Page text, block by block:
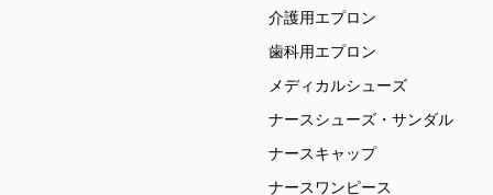
介護用エプロン
歯科用エプロン
メディカルシューズ
ナースシューズ・サンダル
ナースキャップ
ナースワンピース